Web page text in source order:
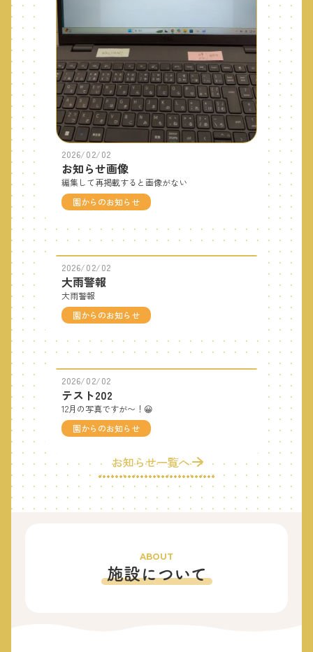
2026/02/02
お知らせ画像
編集して再掲載すると画像がない
園からのお知らせ
2026/02/02
大雨警報
大雨警報
園からのお知らせ
2026/02/02
テスト202
12月の写真ですが〜！😀
園からのお知らせ
お知らせ一覧へ
ABOUT
施設について